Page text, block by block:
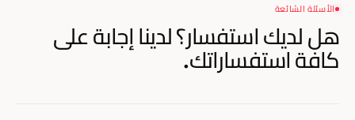
الأسئلة الشائعة
هل لديك استفسار؟لدينا إجابة على
كافة استفساراتك.